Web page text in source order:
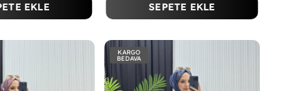
EKLE SEPETE EKLE
KARGO
BEDAVA